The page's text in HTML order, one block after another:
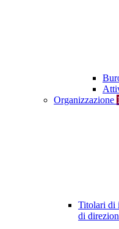
Organizzazione
Titolari di
di